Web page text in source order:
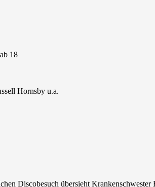
18
Hornsby u.a.
Discobesuch übersieht